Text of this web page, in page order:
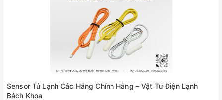
Sensor Tủ Lạnh Các Hãng Chính Hãng – Vật Tư Điện Lạnh
Bách Khoa